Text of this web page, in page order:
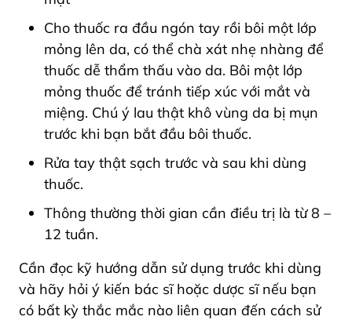
Cho thuốc ra đầu ngón tay rồi bôi một lớp
mỏng lên da, có thể chà xát nhẹ nhàng để
thuốc dễ thẩm thấu vào da. Bôi một lớp
mỏng thuốc để tránh tiếp xúc với mắt và
miệng. Chú ý lau thật khô vùng da bị mụn
trước khi bạn bắt đầu bôi thuốc.
Rửa tay thật sạch trước và sau khi dùng
thuốc.
Thông thường thời gian cần điều trị là từ 8 –
12 tuần.
Cần đọc kỹ hướng dẫn sử dụng trước khi dùng
và hãy hỏi ý kiến bác sĩ hoặc dược sĩ nếu bạn
có bất kỳ thắc mắc nào liên quan đến cách sử